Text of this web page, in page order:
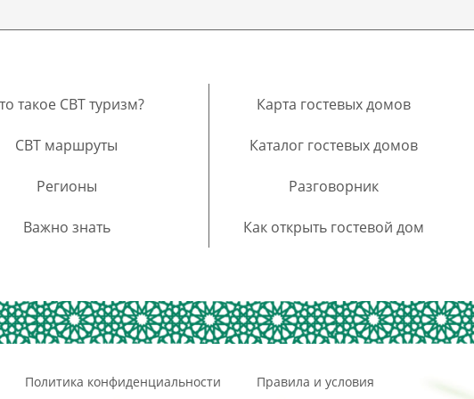
такое CBT туризм?
CBT маршруты
Регионы
Важно знать
Карта гостевых домов
Каталог гостевых домов
Разговорник
Как открыть гостевой дом
Политика конфиденциальности Правила и условия